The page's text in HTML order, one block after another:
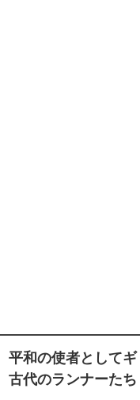
平和の使者として
古代のランナーたち